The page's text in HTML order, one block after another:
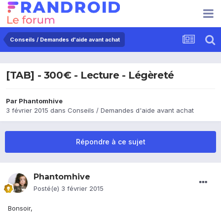
Conseils / Demandes d'aide avant achat
[TAB] - 300€ - Lecture - Légèreté
Par Phantomhive
3 février 2015 dans Conseils / Demandes d'aide avant achat
Répondre à ce sujet
Phantomhive
Posté(e) 3 février 2015
Bonsoir,